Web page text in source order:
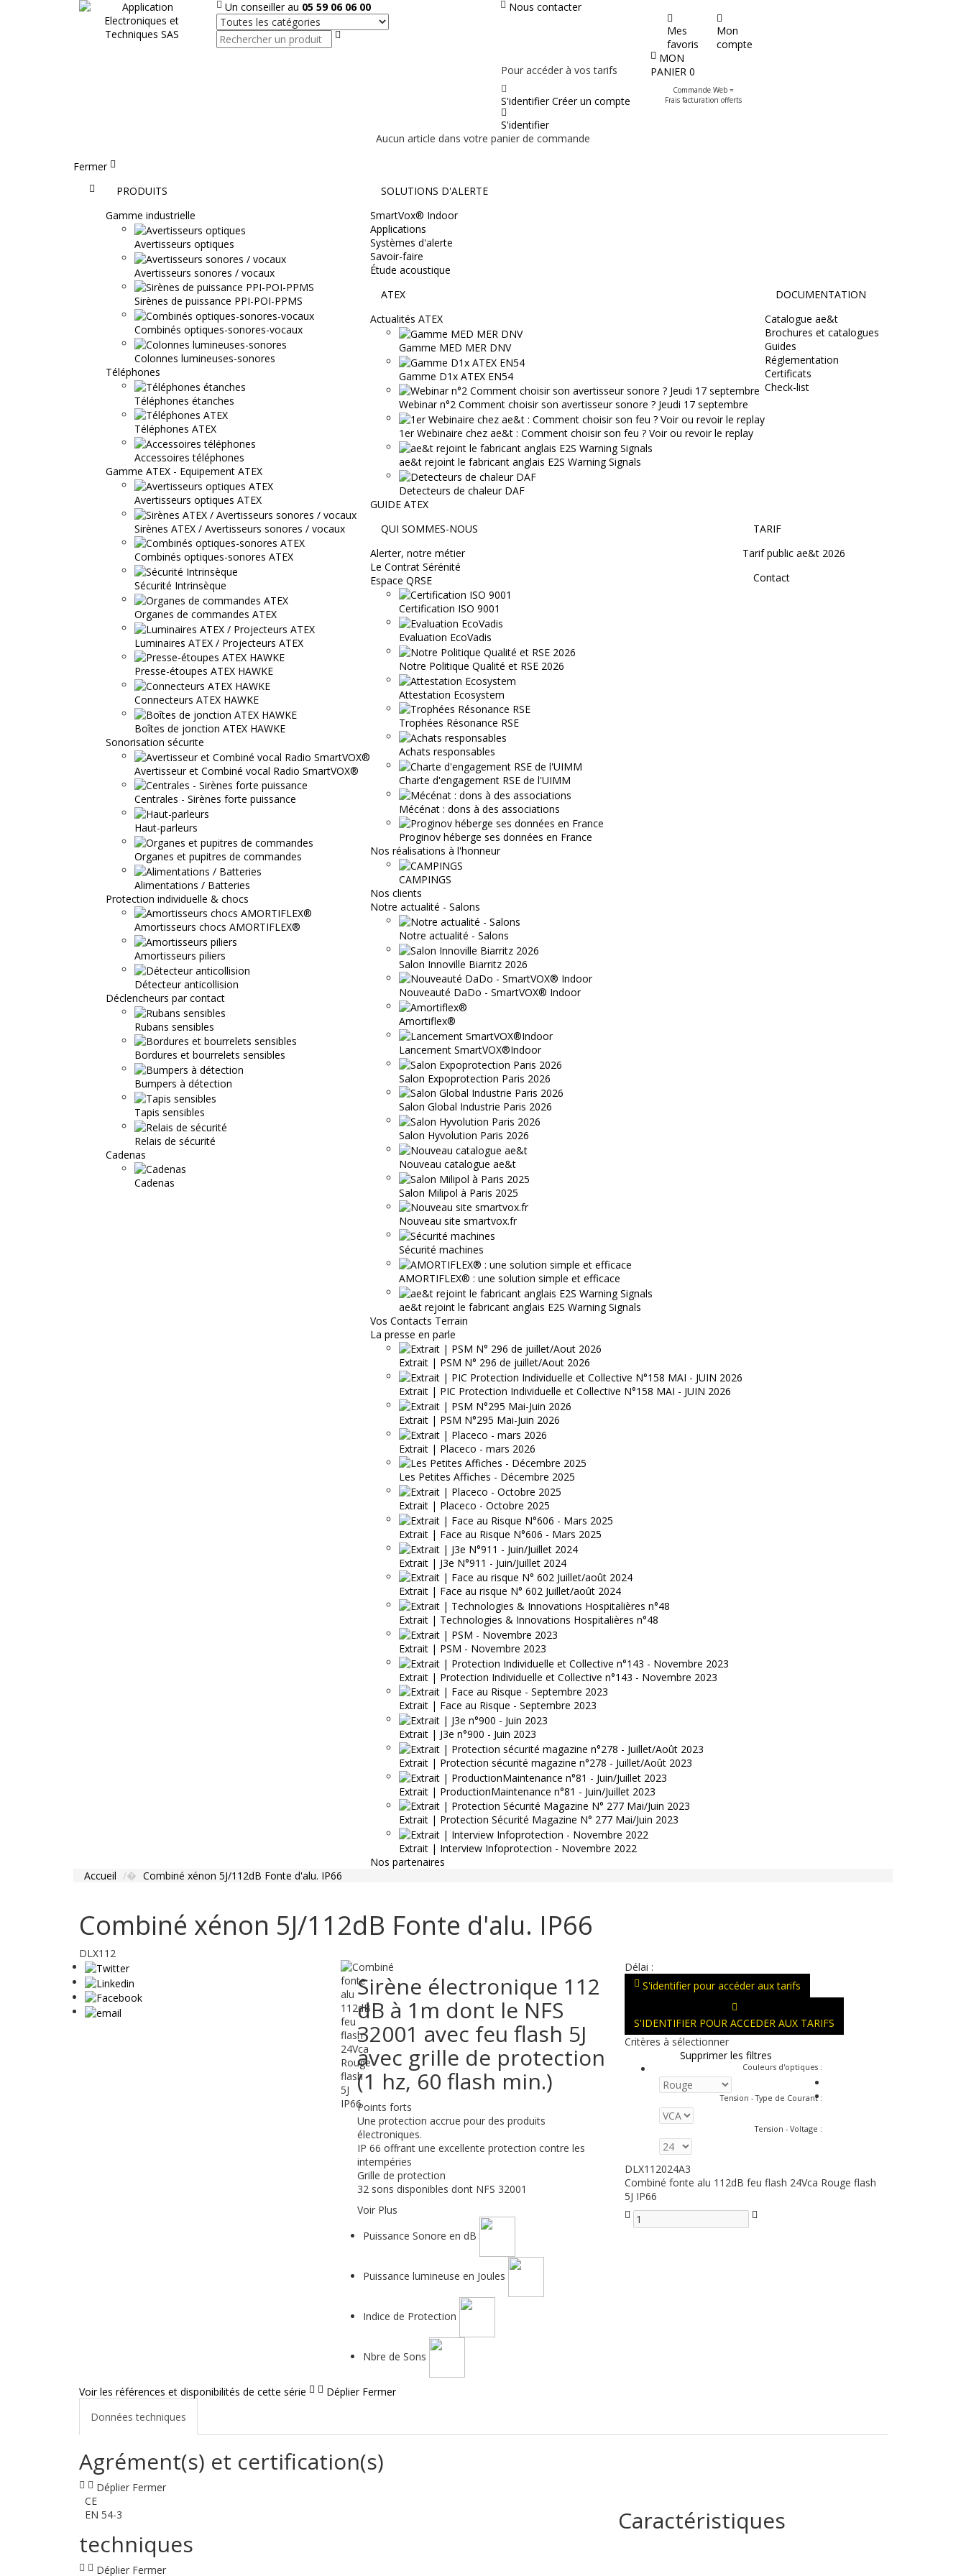
Un conseiller au 05 59 06 06 00 Nous contacter
Rechercher
Mes
favoris
Mon
compte
Pour accéder à vos tarifs
S'identifierCréer un compte
S'identifier
MON
PANIER 0
Commande Web =
Frais facturation offerts
Aucun article dans votre panier de commande
Fermer
AccueilPRODUITS
Gamme industrielle
Avertisseurs optiques
Avertisseurs sonores / vocaux
Sirènes de puissance PPI-POI-PPMS
Combinés optiques-sonores-vocaux
Colonnes lumineuses-sonores
Téléphones
Téléphones étanches
Téléphones ATEX
Accessoires téléphones
Gamme ATEX - Equipement ATEX
Avertisseurs optiques ATEX
Sirènes ATEX / Avertisseurs sonores / vocaux
Combinés optiques-sonores ATEX
Sécurité Intrinsèque
Organes de commandes ATEX
Luminaires ATEX / Projecteurs ATEX
Presse-étoupes ATEX HAWKE
Connecteurs ATEX HAWKE
Boîtes de jonction ATEX HAWKE
Sonorisation sécurite
Avertisseur et Combiné vocal Radio SmartVOX®
Centrales - Sirènes forte puissance
Haut-parleurs
Organes et pupitres de commandes
Alimentations / Batteries
Protection individuelle & chocs
Amortisseurs chocs AMORTIFLEX®
Amortisseurs piliers
Détecteur anticollision
Déclencheurs par contact
Rubans sensibles
Bordures et bourrelets sensibles
Bumpers à détection
Tapis sensibles
Relais de sécurité
Cadenas
Cadenas
SOLUTIONS D'ALERTE
SmartVox® Indoor
Applications
Systèmes d'alerte
Savoir-faire
Étude acoustique
ATEX
Actualités ATEX
Gamme MED MER DNV
Gamme D1x ATEX EN54
Webinar n°2 Comment choisir son avertisseur sonore ? Jeudi 17 septembre
1er Webinaire chez ae&t : Comment choisir son feu ? Voir ou revoir le replay
ae&t rejoint le fabricant anglais E2S Warning Signals
Detecteurs de chaleur DAF
GUIDE ATEX
DOCUMENTATION
Catalogue ae&t
Brochures et catalogues
Guides
Réglementation
Certificats
Check-list
QUI SOMMES-NOUS
Alerter, notre métier
Le Contrat Sérénité
Espace QRSE
Certification ISO 9001
Evaluation EcoVadis
Notre Politique Qualité et RSE 2026
Attestation Ecosystem
Trophées Résonance RSE
Achats responsables
Charte d'engagement RSE de l'UIMM
Mécénat : dons à des associations
Proginov héberge ses données en France
Nos réalisations à l'honneur
CAMPINGS
Nos clients
Notre actualité - Salons
Notre actualité - Salons
Salon Innoville Biarritz 2026
Nouveauté DaDo - SmartVOX® Indoor
Amortiflex®
Lancement SmartVOX®Indoor
Salon Expoprotection Paris 2026
Salon Global Industrie Paris 2026
Salon Hyvolution Paris 2026
Nouveau catalogue ae&t
Salon Milipol à Paris 2025
Nouveau site smartvox.fr
Sécurité machines
AMORTIFLEX® : une solution simple et efficace
ae&t rejoint le fabricant anglais E2S Warning Signals
Vos Contacts Terrain
La presse en parle
Extrait | PSM N° 296 de juillet/Aout 2026
Extrait | PIC Protection Individuelle et Collective N°158 MAI - JUIN 2026
Extrait | PSM N°295 Mai-Juin 2026
Extrait | Placeco - mars 2026
Les Petites Affiches - Décembre 2025
Extrait | Placeco - Octobre 2025
Extrait | Face au Risque N°606 - Mars 2025
Extrait | J3e N°911 - Juin/Juillet 2024
Extrait | Face au risque N° 602 Juillet/août 2024
Extrait | Technologies & Innovations Hospitalières n°48
Extrait | PSM - Novembre 2023
Extrait | Protection Individuelle et Collective n°143 - Novembre 2023
Extrait | Face au Risque - Septembre 2023
Extrait | J3e n°900 - Juin 2023
Extrait | Protection sécurité magazine n°278 - Juillet/Août 2023
Extrait | ProductionMaintenance n°81 - Juin/Juillet 2023
Extrait | Protection Sécurité Magazine N° 277 Mai/Juin 2023
Extrait | Interview Infoprotection - Novembre 2022
Nos partenaires
TARIF
Tarif public ae&t 2026
Contact
Accueil Combiné xénon 5J/112dB Fonte d'alu. IP66
Combiné xénon 5J/112dB Fonte d'alu. IP66
DLX112
Sirène électronique 112
dB à 1m dont le NFS
32001 avec feu flash 5J
avec grille de protection
(1 hz, 60 flash min.)
Points forts
Une protection accrue pour des produits
électroniques.
IP 66 offrant une excellente protection contre les
intempéries
Grille de protection
32 sons disponibles dont NFS 32001
Voir Plus
Puissance Sonore en dB
Puissance lumineuse en Joules
Indice de Protection
Nbre de Sons
Délai :
S'identifier pour accéder aux tarifs
S'IDENTIFIER POUR ACCEDER AUX TARIFS
Critères à sélectionner
Supprimer les filtres
Couleurs d'optiques :
Tension - Type de Courant:
Tension - Voltage :
DLX112024A3
Combiné fonte alu 112dB feu flash 24Vca Rouge flash
5J IP66
Voir les références et disponibilités de cette série Déplier Fermer
Données techniques
Agrément(s) et certification(s)
Déplier Fermer
CE
EN 54-3
Caractéristiques
techniques
Déplier Fermer